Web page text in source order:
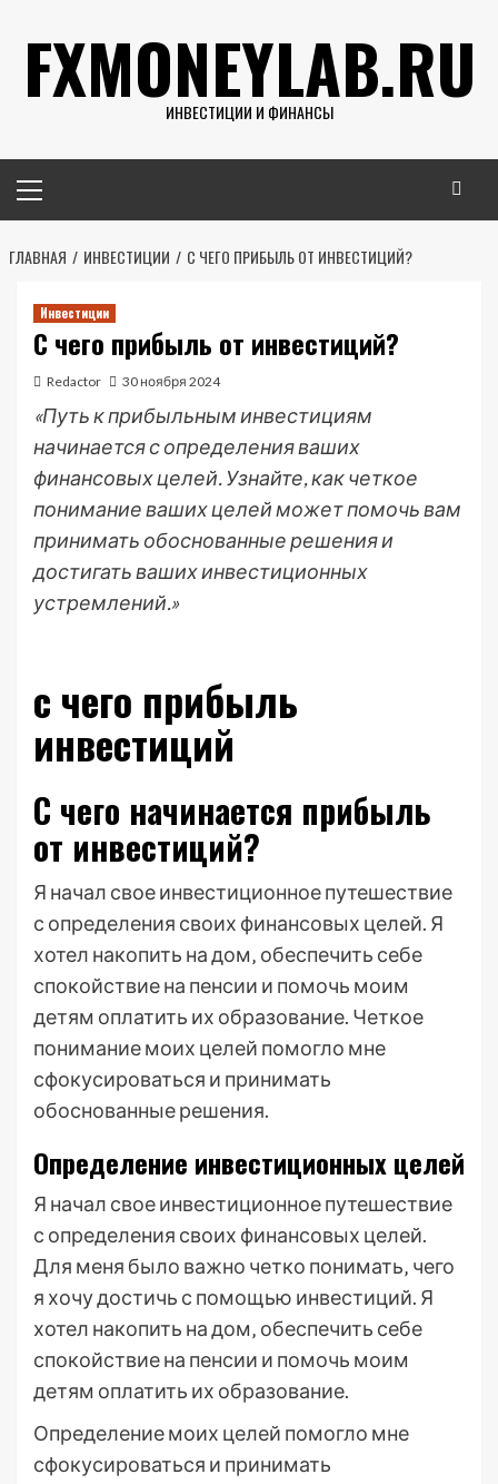
содержимому
FXMONEYLAB.RU
ИНВЕСТИЦИИ И ФИНАНСЫ
меню
ГЛАВНАЯ ИНВЕСТИЦИИ С ЧЕГО ПРИБЫЛЬ ОТ ИНВЕСТИЦИЙ?
Инвестиции
С чего прибыль от инвестиций?
Redactor 30 ноября 2024
«Путь к прибыльным инвестициям
начинается с определения ваших
финансовых целей. Узнайте, как четкое
понимание ваших целей может помочь вам
принимать обоснованные решения и
достигать ваших инвестиционных
устремлений.»
с чего прибыль
инвестиций
С чего начинается прибыль
от инвестиций?
Я начал свое инвестиционное путешествие
с определения своих финансовых целей. Я
хотел накопить на дом‚ обеспечить себе
спокойствие на пенсии и помочь моим
детям оплатить их образование. Четкое
понимание моих целей помогло мне
сфокусироваться и принимать
обоснованные решения.
Определение инвестиционных целей
Я начал свое инвестиционное путешествие
с определения своих финансовых целей.
Для меня было важно четко понимать‚ чего
я хочу достичь с помощью инвестиций. Я
хотел накопить на дом‚ обеспечить себе
спокойствие на пенсии и помочь моим
детям оплатить их образование.
Определение моих целей помогло мне
сфокусироваться и принимать